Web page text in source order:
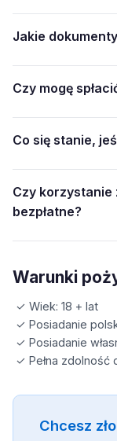
Jakie
Czy mogę
Co się stanie,
Czy korzystanie
bezpłatne?
Warunki
✓ Wiek: 18 + lat
✓ Posiadanie
✓ Posiadanie
✓ Pełna zdolność
Chcesz